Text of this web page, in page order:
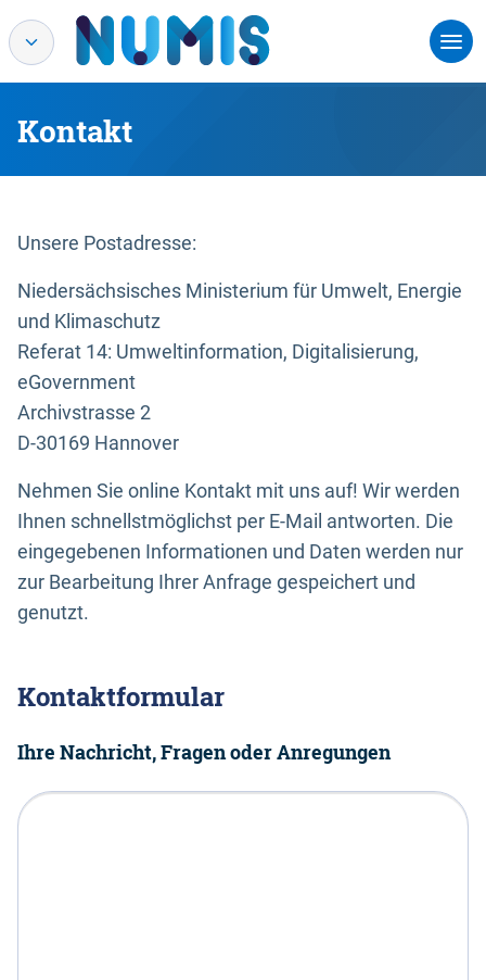
Kontakt
Unsere Postadresse:
Niedersächsisches Ministerium für Umwelt, Energie
und Klimaschutz
Referat 14: Umweltinformation, Digitalisierung,
eGovernment
Archivstrasse 2
D-30169 Hannover
Nehmen Sie online Kontakt mit uns auf! Wir werden
Ihnen schnellstmöglichst per E-Mail antworten. Die
eingegebenen Informationen und Daten werden nur
zur Bearbeitung Ihrer Anfrage gespeichert und
genutzt.
Kontaktformular
Ihre Nachricht, Fragen oder Anregungen